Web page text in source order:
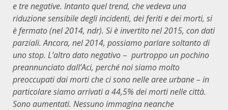
e tre negative. Intanto quel trend, che vedeva una
riduzione sensibile degli incidenti, dei feriti e dei morti, si
è fermato (nel 2014, ndr). Si è invertito nel 2015, con dati
parziali. Ancora, nel 2014, possiamo parlare soltanto di
uno stop. L’altro dato negativo – purtroppo un pochino
preannunciato dall’Aci, perché noi siamo molto
preoccupati dai morti che ci sono nelle aree urbane – in
particolare siamo arrivati a 44,5% dei morti nelle città.
Sono aumentati. Nessuno immagina neanche